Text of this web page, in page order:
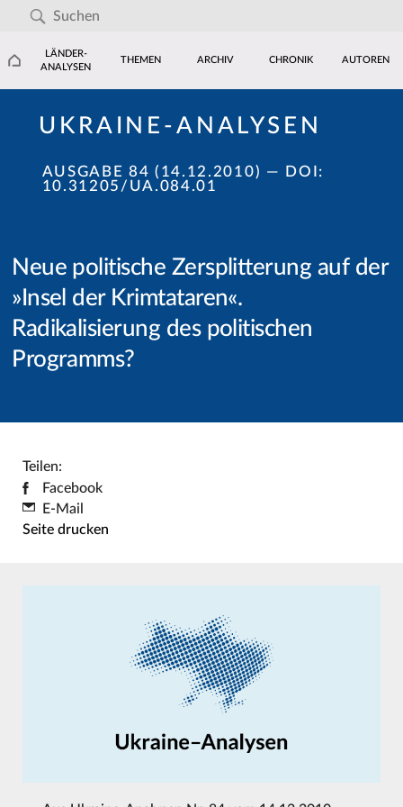
LÄNDER-
ANALYSEN
THEMEN ARCHIV CHRONIK AUTOREN
UKRAINE-ANALYSEN
AUSGABE 84 (14.12.2010) — DOI:
10.31205/UA.084.01
Neue politische Zersplitterung auf der
»Insel der Krimtataren«.
Radikalisierung des politischen
Programms?
Teilen:
Facebook
E-Mail
Seite drucken